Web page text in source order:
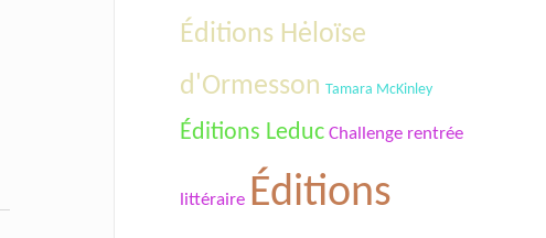
Éditions Hėloïse
d'Ormesson Tamara McKinley
Éditions Leduc Challenge rentrée
littéraire Éditions